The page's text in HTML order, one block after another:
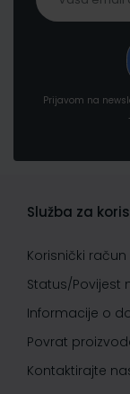
Prijavom na
Služba za
Korisnički račun
Status/Povijest
Informacije o
Povrat
Kontaktirajte